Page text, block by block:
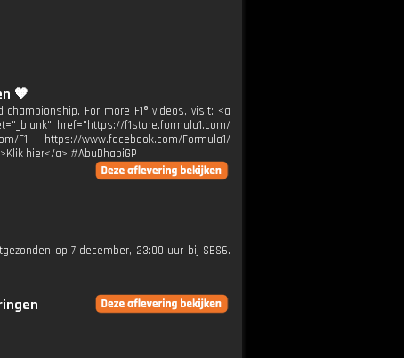
🧡
For more F1® videos, visit: <a
href="https://f1store.formula1.com/
https://www.facebook.com/Formula1/
hier</a> #AbuDhabiGP
op 7 december, 23:00 uur bij SBS6.